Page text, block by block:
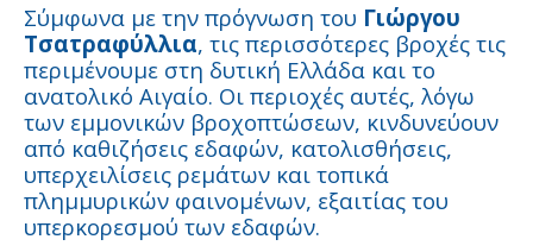
Σύμφωνα με την πρόγνωση του Γιώργου
Τσατραφύλλια, τις περισσότερες βροχές τις
περιμένουμε στη δυτική Ελλάδα και το
ανατολικό Αιγαίο. Οι περιοχές αυτές, λόγω
των εμμονικών βροχοπτώσεων, κινδυνεύουν
από καθιζήσεις εδαφών, κατολισθήσεις,
υπερχειλίσεις ρεμάτων και τοπικά
πλημμυρικών φαινομένων, εξαιτίας του
υπερκορεσμού των εδαφών.